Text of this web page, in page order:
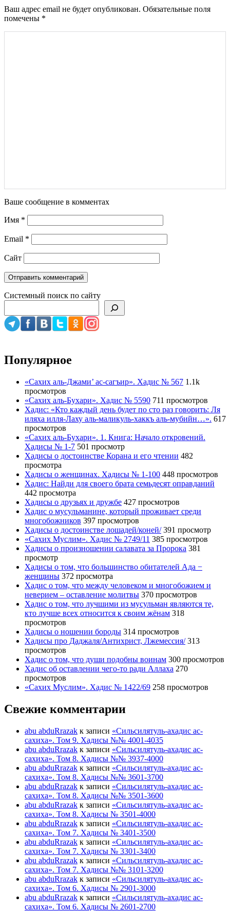
Ваш адрес email не будет опубликован. Обязательные поля
помечены *
Ваше сообщение в комментах
Имя *
Email *
Сайт
Системный поиск по сайту
Популярное
«Сахих аль-Джами’ ас-сагъир». Хадис № 567 1.1k
просмотров
«Сахих аль-Бухари». Хадис № 5590 711 просмотров
Хадис: «Кто каждый день будет по сто раз говорить: Ля
иляха илля-Лаху аль-маликуль-хаккъ аль-мубийн…». 617
просмотров
«Сахих аль-Бухари». 1. Книга: Начало откровений.
Хадисы № 1-7 501 просмотр
Хадисы о достоинстве Корана и его чтении 482
просмотра
Хадисы о женщинах. Хадисы № 1-100 448 просмотров
Хадис: Найди для своего брата семьдесят оправданий
442 просмотра
Хадисы о друзьях и дружбе 427 просмотров
Хадис о мусульманине, который проживает среди
многобожников 397 просмотров
Хадисы о достоинстве лошадей/коней/ 391 просмотр
«Сахих Муслим». Хадис № 2749/11 385 просмотров
Хадисы о произношении салавата за Пророка 381
просмотр
Хадисы о том, что большинство обитателей Ада −
женщины 372 просмотра
Хадис о том, что между человеком и многобожием и
неверием – оставление молитвы 370 просмотров
Хадис о том, что лучшими из мусульман являются те,
кто лучше всех относится к своим жёнам 318
просмотров
Хадисы о ношении бороды 314 просмотров
Хадисы про Даджаля/Антихрист, Лжемессия/ 313
просмотров
Хадис о том, что души подобны воинам 300 просмотров
Хадис об оставлении чего-то ради Аллаха 270
просмотров
«Сахих Муслим». Хадис № 1422/69 258 просмотров
Свежие комментарии
abu abduRrazak к записи «Сильсилятуль-ахадис ас-
сахиха». Том 9. Хадисы №№ 4001-4035
abu abduRrazak к записи «Сильсилятуль-ахадис ас-
сахиха». Том 8. Хадисы №№ 3937-4000
abu abduRrazak к записи «Сильсилятуль-ахадис ас-
сахиха». Том 8. Хадисы №№ 3601-3700
abu abduRrazak к записи «Сильсилятуль-ахадис ас-
сахиха». Том 8. Хадисы №№ 3501-3600
abu abduRrazak к записи «Сильсилятуль-ахадис ас-
сахиха». Том 8. Хадисы № 3501-4000
abu abduRrazak к записи «Сильсилятуль-ахадис ас-
сахиха». Том 7. Хадисы № 3401-3500
abu abduRrazak к записи «Сильсилятуль-ахадис ас-
сахиха». Том 7. Хадисы № 3301-3400
abu abduRrazak к записи «Сильсилятуль-ахадис ас-
сахиха». Том 7. Хадисы №№ 3101-3200
abu abduRrazak к записи «Сильсилятуль-ахадис ас-
сахиха». Том 6. Хадисы № 2901-3000
abu abduRrazak к записи «Сильсилятуль-ахадис ас-
сахиха». Том 6. Хадисы № 2601-2700